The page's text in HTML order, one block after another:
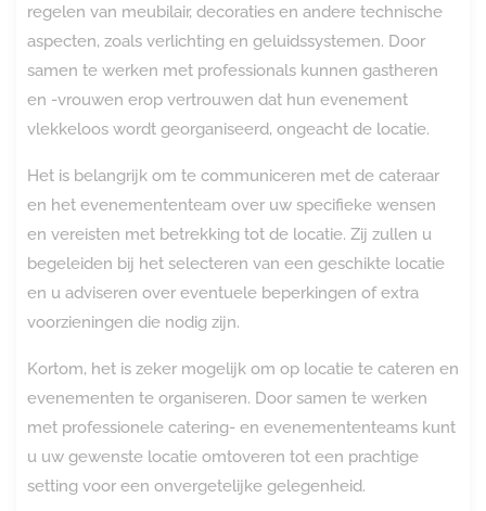
regelen van meubilair, decoraties en andere technische
aspecten, zoals verlichting en geluidssystemen. Door
samen te werken met professionals kunnen gastheren
en -vrouwen erop vertrouwen dat hun evenement
vlekkeloos wordt georganiseerd, ongeacht de locatie.
Het is belangrijk om te communiceren met de cateraar
en het evenemententeam over uw specifieke wensen
en vereisten met betrekking tot de locatie. Zij zullen u
begeleiden bij het selecteren van een geschikte locatie
en u adviseren over eventuele beperkingen of extra
voorzieningen die nodig zijn.
Kortom, het is zeker mogelijk om op locatie te cateren en
evenementen te organiseren. Door samen te werken
met professionele catering- en evenemententeams kunt
u uw gewenste locatie omtoveren tot een prachtige
setting voor een onvergetelijke gelegenheid.